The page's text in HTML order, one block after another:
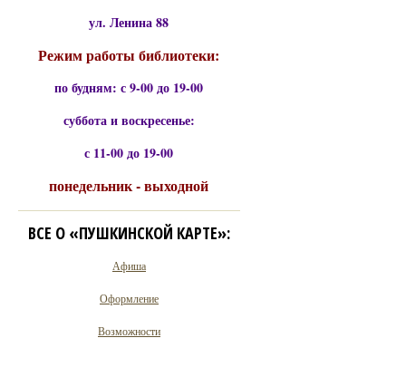
ул. Ленина 88
Режим работы библиотеки:
по будням: с 9-00 до 19-00
суббота и воскресенье:
с 11-00 до 19-00
понедельник - выходной
ВСЕ О «ПУШКИНСКОЙ КАРТЕ»:
Афиша
Оформление
Возможности